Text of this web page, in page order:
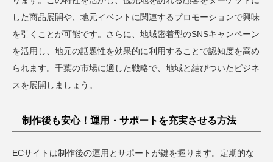
した商品展開や、地元イベントに関連するプロモーションで興味
を引くことが可能です。さらに、地域密着型のSNSキャンペーン
を活用し、地元の話題性を効果的に利用することで認知度を高め
られます。千葉の市場に適した戦略で、地域と結びついたビジネ
スを展開しましょう。
制作後も安心！運用・サポートを充実させる方法
ECサイトは制作後の運用とサポートが鍵を握ります。定期的な